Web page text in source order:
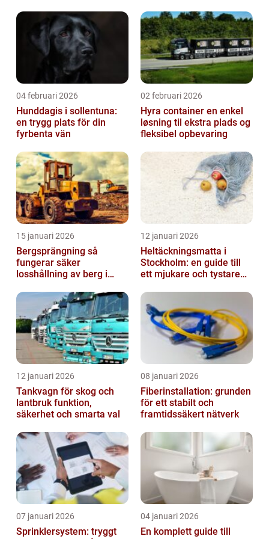
04 februari 2026
Hunddagis i sollentuna:
en trygg plats för din
fyrbenta vän
02 februari 2026
Hyra container en enkel
løsning til ekstra plads og
fleksibel opbevaring
15 januari 2026
Bergsprängning så
fungerar säker
losshållning av berg i
12 januari 2026
Heltäckningsmatta i
Stockholm: en guide till
ett mjukare och tystare
12 januari 2026
Tankvagn för skog och
lantbruk funktion,
säkerhet och smarta val
08 januari 2026
Fiberinstallation: grunden
för ett stabilt och
framtidssäkert nätverk
07 januari 2026
Sprinklersystem: tryggt
04 januari 2026
En komplett guide till